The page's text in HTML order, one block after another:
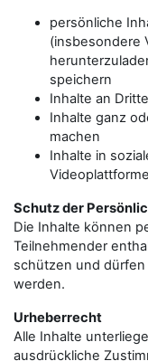
persönliche
(insbesondere
speichern
Inhalte an
Inhalte ganz
machen
Inhalte in
Schutz der
Die Inhalte können
Teilnehmender
schützen und
werden.
Urheberrecht
Alle Inhalte
ausdrückliche